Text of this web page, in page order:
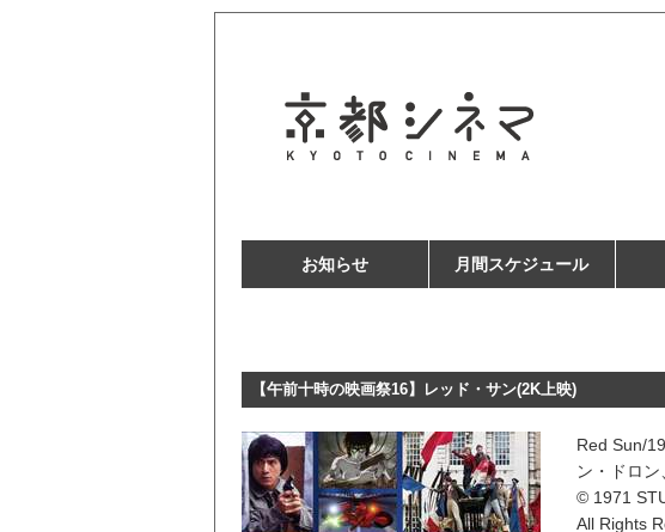
お知らせ 月間スケジュール
【午前十時の映画祭16】レッド・サン(2K上映)
Red Sun/
ン・ドロ
© 1971
All Rights